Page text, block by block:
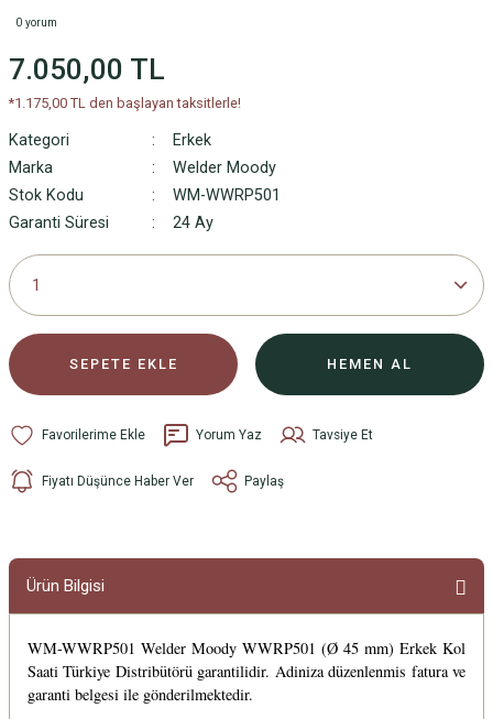
0 yorum
7.050,00 TL
*1.175,00 TL den başlayan taksitlerle!
Kategori
Erkek
Marka
Welder Moody
Stok Kodu
WM-WWRP501
Garanti Süresi
24 Ay
SEPETE EKLE HEMEN AL
Yorum Yaz Tavsiye Et
Fiyatı Düşünce Haber Ver Paylaş
Ürün Bilgisi
WM-WWRP501 Welder Moody WWRP501 (Ø 45 mm) Erkek Kol
Saati Türkiye Distribütörü garantilidir. Adiniza düzenlenmis fatura ve
garanti belgesi ile gönderilmektedir.